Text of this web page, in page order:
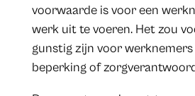
voorwaarde is voor een
werk uit te voeren. Het zou
gunstig zijn voor
beperking of